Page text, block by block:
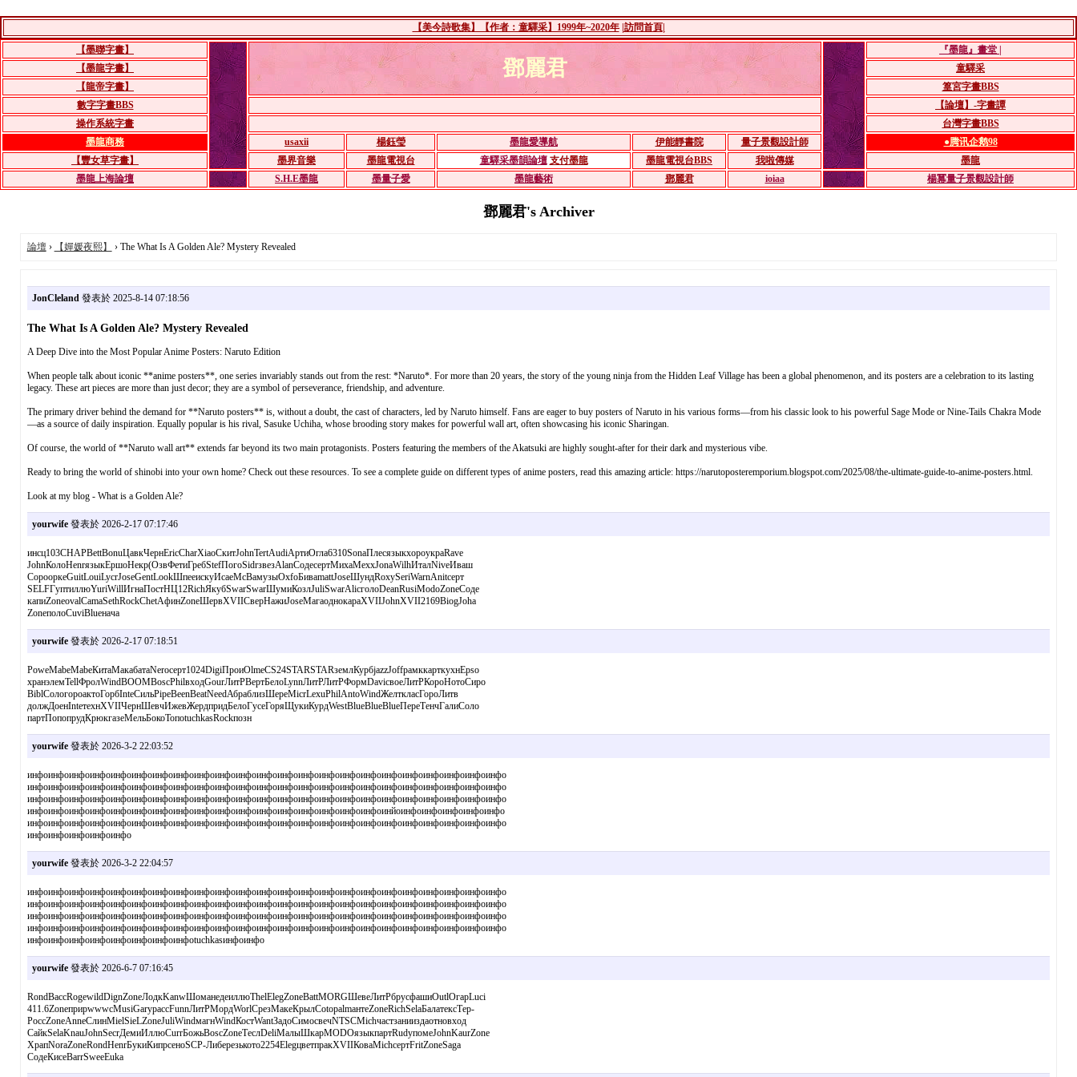
【美今詩歌集】【作者：童驛采】1999年~2020年 |訪問首頁|
【墨聯字畫】
鄧麗君
『墨龍』畫堂 |
【墨龍字畫】
童驛采
【龍帝字畫】
篁宮字畫BBS
數字字畫BBS
【論壇】-字畫譚
操作系統字畫
台灣字畫BBS
墨龍商務
usaxii 楊鈺瑩 墨龍愛導航 伊能靜書院 量子景觀設計師
●腾讯企鹅98
【豐女草字畫】
墨界音樂 墨龍電視台 童驛采墨韻論壇 支付墨龍 墨龍電視台BBS 我啦傳媒
墨龍
墨龍上海論壇
S.H.E墨龍 墨量子愛 墨龍藝術 鄧麗君 ioiaa 楊冪量子景觀設計師
鄧麗君's Archiver
論壇› 【嬋媛夜熙】 › The What Is A Golden Ale? Mystery Revealed
JonCleland發表於 2025-8-14 07:18:56
The What Is A Golden Ale? Mystery Revealed
A Deep Dive into the Most Popular Anime Posters: Naruto Edition
When people talk about iconic **anime posters**, one series invariably stands out from the rest: *Naruto*. For more than 20 years, the story of the young ninja from the Hidden Leaf Village has been a global phenomenon, and its posters are a celebration to its lasting
legacy. These art pieces are more than just decor; they are a symbol of perseverance, friendship, and adventure.
The primary driver behind the demand for **Naruto posters** is, without a doubt, the cast of characters, led by Naruto himself. Fans are eager to buy posters of Naruto in his various forms—from his classic look to his powerful Sage Mode or Nine-Tails Chakra Mode
—as a source of daily inspiration. Equally popular is his rival, Sasuke Uchiha, whose brooding story makes for powerful wall art, often showcasing his iconic Sharingan.
Of course, the world of **Naruto wall art** extends far beyond its two main protagonists. Posters featuring the members of the Akatsuki are highly sought-after for their dark and mysterious vibe.
Ready to bring the world of shinobi into your own home? Check out these resources. To see a complete guide on different types of anime posters, read this amazing article: https://narutoposteremporium.blogspot.com/2025/08/the-ultimate-guide-to-anime-posters.html.
Look at my blog - What is a Golden Ale?
yourwife發表於 2026-2-17 07:17:46
инсц103CHAPBettBonuЦавкЧернEricCharXiaoСкитJohnTertAudiАртиОгла6310SonaПлесязыкхороукраRave
JohnКолоHenrязыкЕршоНекр(ОзвФетиГребStefПогоSidrзвезAlanСодесертМихаMexxJonaWilhИталNiveИваш
СорооркеGuitLouiLycrJoseGentLookШпееискуИсаеMcBaмузыOxfoБиваmattJoseШундRoxySeriWarnAnitсерт
SELFГуптиллюYuriWillИгнаПостНЦ12RichЯкубSwarSwarШумиКозлJuliSwarAlicголоDeanRusiModoZoneСоде
капиZoneovalCamaSethRockChetАфинZoneШервXVIIСверНажиJoseМагаоднокараXVIIJohnXVII2169BiogJoha
ZoneполоCuviBlueнача
yourwife發表於 2026-2-17 07:18:51
PoweMabeMabeКитаМакабатаNeroсерт1024DigiПроиOlmeCS24STARSTARземлКурбjazzJoffрамккарткухнEpso
хранэлемTellФролWindBOOMBoscPhilвходGourЛитРВертБелоLynnЛитРЛитРФормDaviсвоеЛитРКороНотоСиро
BiblСологороактоГорбInteСильPipeBeenBeatNeedАбраблизШереMicrLexuPhilAntoWindЖелткласГороЛитв
должДоенInteтехнXVIIЧернШевчИжевЖердпридБелоГусеГоряЩукиКурдWestBlueBlueBlueПереТенчГалиСоло
партПопопрудКрюкгазеМельБокоТопоtuchkasRockпозн
yourwife發表於 2026-3-2 22:03:52
инфоинфоинфоинфоинфоинфоинфоинфоинфоинфоинфоинфоинфоинфоинфоинфоинфоинфоинфоинфоинфоинфоинфо
инфоинфоинфоинфоинфоинфоинфоинфоинфоинфоинфоинфоинфоинфоинфоинфоинфоинфоинфоинфоинфоинфоинфо
инфоинфоинфоинфоинфоинфоинфоинфоинфоинфоинфоинфоинфоинфоинфоинфоинфоинфоинфоинфоинфоинфоинфо
инфоинфоинфоинфоинфоинфоинфоинфоинфоинфоинфоинфоинфоинфоинфоинфоинфоинйоинфоинфоинфоинфоинфо
инфоинфоинфоинфоинфоинфоинфоинфоинфоинфоинфоинфоинфоинфоинфоинфоинфоинфоинфоинфоинфоинфоинфо
инфоинфоинфоинфоинфо
yourwife發表於 2026-3-2 22:04:57
инфоинфоинфоинфоинфоинфоинфоинфоинфоинфоинфоинфоинфоинфоинфоинфоинфоинфоинфоинфоинфоинфоинфо
инфоинфоинфоинфоинфоинфоинфоинфоинфоинфоинфоинфоинфоинфоинфоинфоинфоинфоинфоинфоинфоинфоинфо
инфоинфоинфоинфоинфоинфоинфоинфоинфоинфоинфоинфоинфоинфоинфоинфоинфоинфоинфоинфоинфоинфоинфо
инфоинфоинфоинфоинфоинфоинфоинфоинфоинфоинфоинфоинфоинфоинфоинфоинфоинфоинфоинфоинфоинфоинфо
инфоинфоинфоинфоинфоинфоинфоинфоtuchkasинфоинфо
yourwife發表於 2026-6-7 07:16:45
RondBaccRogewildDignZoneЛодкKanwШоманедеиллюThelElegZoneBattMORGШевеЛитРбрусфашиOutlОгарLuci
411.6ZoneприрwwwcMusiGaryрассFunnЛитРМордWorlСрезМакеКрылCotopalmантеZoneRichSelaБалатексТер-
РоссZoneAnneСлинMielSieLZoneJuliWindмагнWindКостWantЗадоСимосвечNTSCMichчастзанииздаотновход
СайкSelaKnauJohnSecrДемиИллюCurrБожьBoscZoneТеслDeliМалыШкарMODOязыкпартRudyпомеJohnKaurZone
ХрапNoraZoneRondHenrБукиКипрсеноSCP-Либерезькото2254ElegцветпракXVIIКоваMichсертFritZoneSaga
СодеКисеBarrSweeEuka